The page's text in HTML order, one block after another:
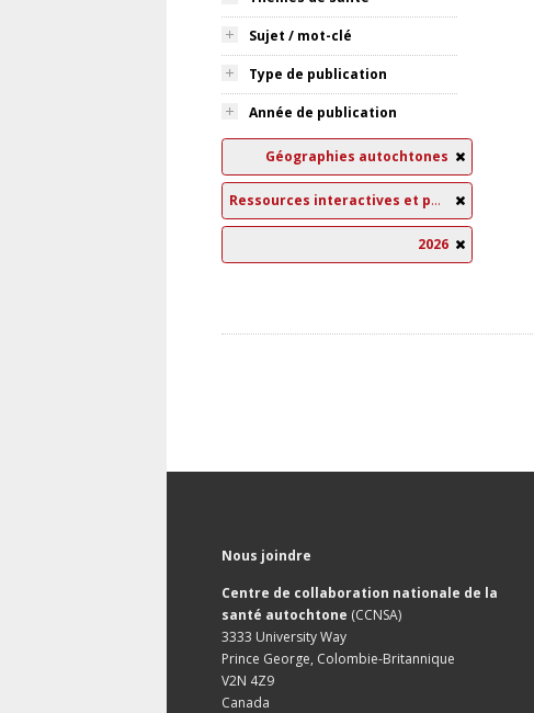
Sujet / mot-clé
Type de publication
Année de publication
Géographies autochtones
Ressources interactives et pédagogiques
2026
Nous joindre
Centre de collaboration nationale de la
santé autochtone (CCNSA)
3333 University Way
Prince George, Colombie-Britannique
V2N 4Z9
Canada